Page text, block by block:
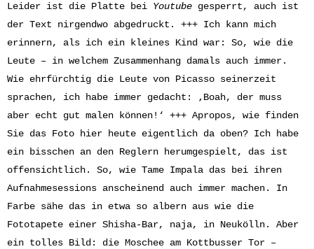
Leider ist die Platte bei Youtube gesperrt, auch ist
der Text nirgendwo abgedruckt. +++ Ich kann mich
erinnern, als ich ein kleines Kind war: So, wie die
Leute – in welchem Zusammenhang damals auch immer.
Wie ehrfürchtig die Leute von Picasso seinerzeit
sprachen, ich habe immer gedacht: ‚Boah, der muss
aber echt gut malen können!‘ +++ Apropos, wie finden
Sie das Foto hier heute eigentlich da oben? Ich habe
ein bisschen an den Reglern herumgespielt, das ist
offensichtlich. So, wie Tame Impala das bei ihren
Aufnahmesessions anscheinend auch immer machen. In
Farbe sähe das in etwa so albern aus wie die
Fototapete einer Shisha-Bar, naja, in Neukölln. Aber
ein tolles Bild: die Moschee am Kottbusser Tor –